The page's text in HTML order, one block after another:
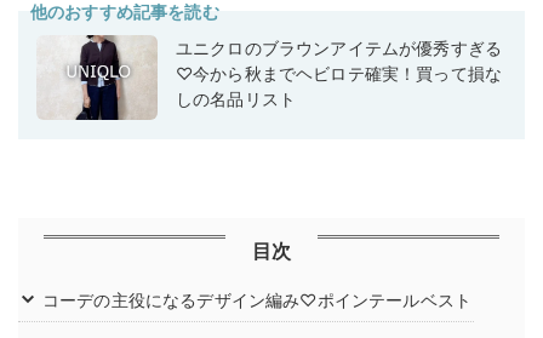
他のおすすめ記事を読む
ユニクロのブラウンアイテムが優秀すぎる
♡今から秋までヘビロテ確実！買って損な
しの名品リスト
目次
コーデの主役になるデザイン編み♡ポインテールベスト